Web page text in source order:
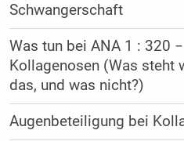
Schwangerschaft
Was tun bei ANA 1 : 320
Kollagenosen (Was steht
das, und was nicht?)
Augenbeteiligung bei